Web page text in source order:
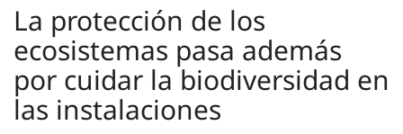
La protección de los
ecosistemas pasa además
por cuidar la biodiversidad en
las instalaciones